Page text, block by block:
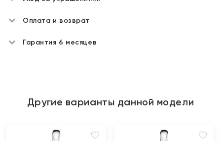
Оплата и возврат
Гарантия 6 месяцев
Другие варианты данной модели